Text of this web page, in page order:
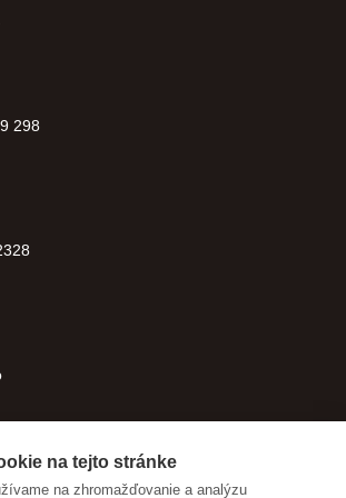
298
na tejto stránke
na zhromažďovanie a analýzu